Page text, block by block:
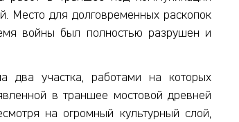
Место для долговременных раскопок
войны был полностью разрушен и
участка, работами на которых
в траншее мостовой древней
на огромный культурный слой,